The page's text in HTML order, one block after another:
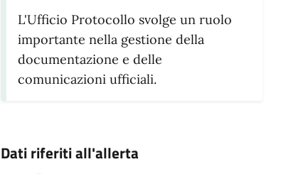
L'Ufficio Protocollo svolge un ruolo
importante nella gestione della
documentazione e delle
comunicazioni ufficiali.
Dati riferiti all'allerta